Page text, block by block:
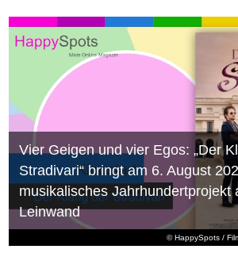
© HappySpots /
Vier Geigen und vier Egos: „Der
Stradivari“ bringt am 6. August
musikalisches Jahrhundertprojekt
Leinwand